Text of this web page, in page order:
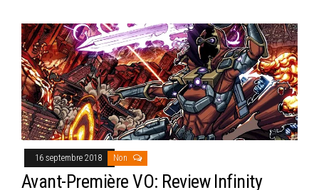
16 septembre 2018 Non
Avant-Première VO: Review Infinity